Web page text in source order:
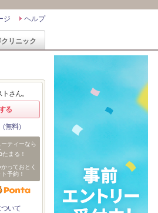
ヘルプ
ジ
リニック
さん。
る
無料）
ティーなら
たまる！
っておとく
予約！
いて